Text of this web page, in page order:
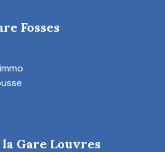
Fosses
Gare Louvres